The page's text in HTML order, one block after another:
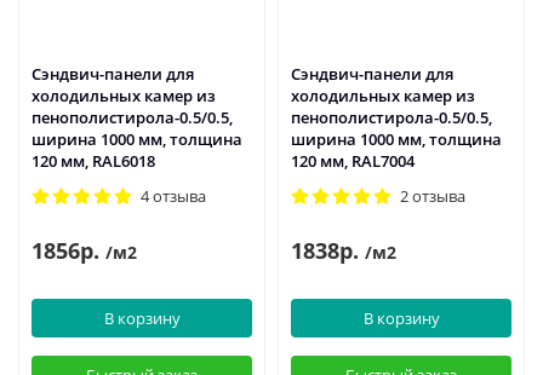
Сэндвич-панели для
холодильных камер из
пенополистирола-0.5/0.5,
ширина 1000 мм, толщина
120 мм, RAL6018
4 отзыва
1856р. /м2
В корзину
Сэндвич-панели для
холодильных камер из
пенополистирола-0.5/0.5,
ширина 1000 мм, толщина
120 мм, RAL7004
2 отзыва
1838р. /м2
В корзину